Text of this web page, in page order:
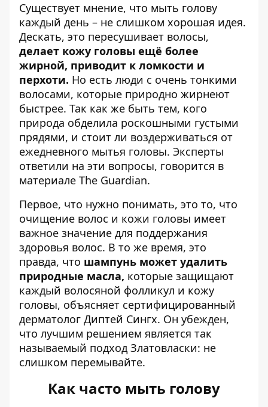
Существует мнение, что мыть голову
каждый день – не слишком хорошая идея.
Дескать, это пересушивает волосы,
делает кожу головы ещё более
жирной, приводит к ломкости и
перхоти. Но есть люди с очень тонкими
волосами, которые природно жирнеют
быстрее. Так как же быть тем, кого
природа обделила роскошными густыми
прядями, и стоит ли воздерживаться от
ежедневного мытья головы. Эксперты
ответили на эти вопросы, говорится в
материале The Guardian.
Первое, что нужно понимать, это то, что
очищение волос и кожи головы имеет
важное значение для поддержания
здоровья волос. В то же время, это
правда, что шампунь может удалить
природные масла, которые защищают
каждый волосяной фолликул и кожу
головы, объясняет сертифицированный
дерматолог Диптей Сингх. Он убежден,
что лучшим решением является так
называемый подход Златовласки: не
слишком перемывайте.
Как часто мыть голову